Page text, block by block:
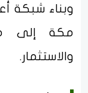
وبناء شبكة
مكة إلى
والاستثمار.